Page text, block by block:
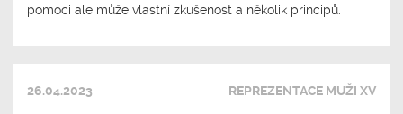
pomoci ale může vlastní zkušenost a několik principů.
26.04.2023 REPREZENTACE MUŽI XV